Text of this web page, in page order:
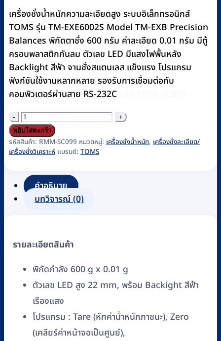
was:
฿9,990.
is:
฿9,100.
เครื่องชั่งน้ำหนักความละเอียดสูง ระบบอิเล็กทรอนิกส์
TOMS รุ่น TM-EXE6002S Model TM-EXB Precision
Balances พิกัดตาชั่ง 600 กรัม ค่าละเอียด 0.01 กรัม มีตู้
ครอบพลาสติกกันลม ตัวเลข LED มีแสงไฟพื้นหลัง
Backlight สีฟ้า จานชั่งสแตนเลส แข็งแรง โปรแกรม
ฟังก์ชันใช้งานหลากหลาย รองรับการเชื่อมต่อกับ
คอมพิวเตอร์ผ่านสาย RS-232C
จำนวน
เครื่อง
ชั่ง
ละเอียด
แบบ
ดิจิตอล
EXE6002S
(TM-
Series)
มี
ครอบ
หยิบใส่ตะกร้า
รหัสสินค้า: RMM-SC099 หมวดหมู่: เครื่องชั่งน้ำหนัก, เครื่องชั่งละเอียด/
เครื่องชั่งวิเคราะห์ แบรนด์: TOMS
คำอธิบาย
บทวิจารณ์ (0)
รายละเอียดสินค้า
พิกัดกำลัง 600 g x 0.01 g
ตัวเลข LED สูง 22 mm, พร้อม Backight สีฟ้า
เรืองแสง
โปรแกรม : Tare (หักค่าน้ำหนักภาชนะ), Zero
(เคลียร์ค่าหน้าจอเป็นศูนย์),